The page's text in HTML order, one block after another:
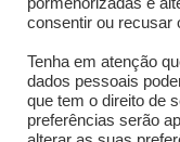
consentir ou recusar
Tenha em atenção
dados pessoais
que tem o direito de
preferências serão